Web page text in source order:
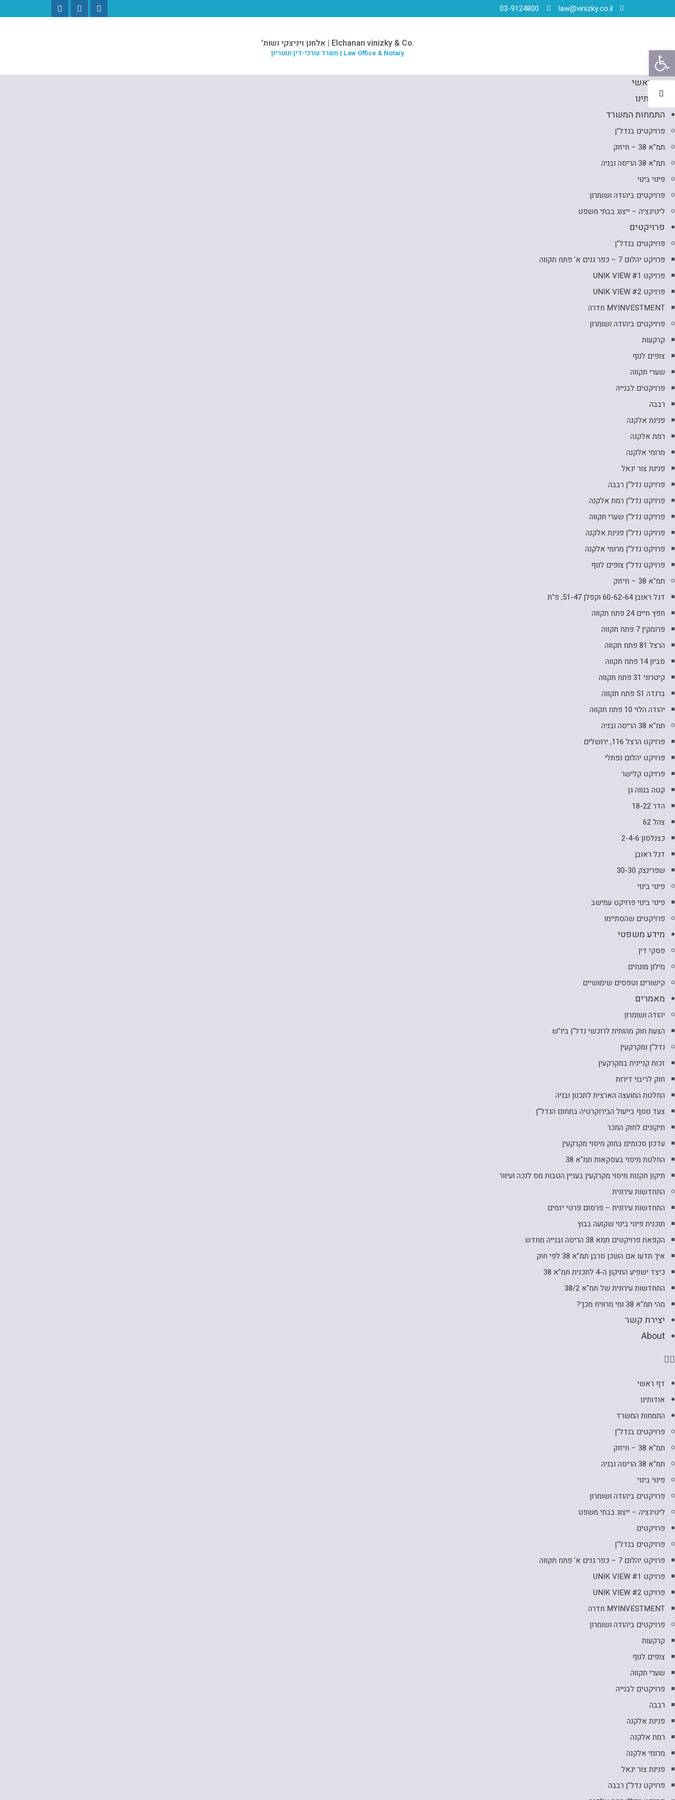
law@vinizky.co.il
03-9124800
.Elchanan vinizky & Co | אלחנן ויניצקי ושות'
Law Office & Notary | משרד עורכי-דין ונוטריון
דף ראשי
אודותינו
התמחות המשרד
פרויקטים בנדל"ן
תמ"א 38 – חיזוק
תמ"א 38 הריסה ובניה
פינוי בינוי
פרויקטים ביהודה ושומרון
ליטיגציה – ייצוג בבתי משפט
פרויקטים
פרויקטים בנדל"ן
פרויקט יהלום 7 – כפר גנים א' פתח תקווה
פרויקט UNIK VIEW #1
פרויקט UNIK VIEW #2
MYINVESTMENT חדרה
פרויקטים ביהודה ושומרון
קרקעות
צופים לנוף
שערי תקווה
פרויקטים לבנייה
רבבה
פנינת אלקנה
רמת אלקנה
מרומי אלקנה
פנינת צור יגאל
פרויקט נדל"ן רבבה
פרויקט נדל"ן רמת אלקנה
פרויקט נדל"ן שערי תקווה
פרויקט נדל"ן פנינת אלקנה
פרויקט נדל"ן מרומי אלקנה
פרויקט נדל"ן צופים לנוף
תמ"א 38 – חיזוק
דגל ראובן 60-62-64 וקפלן 51-47, פ"ת
חפץ חיים 24 פתח תקווה
פרומקין 7 פתח תקווה
הרצל 81 פתח תקווה
סביון 14 פתח תקווה
קיטרוני 31 פתח תקווה
ברנדה 51 פתח תקווה
יהודה הלוי 10 פתח תקווה
תמ"א 38 הריסה ובניה
פרויקט הרצל 116, ירושלים
פרויקט יהלום נפתלי
פרויקט קלישר
קטה בנווה גן
הדר 18-22
צהל 62
כצנלסון 2-4-6
דגל ראובן
שפרינצק 30-30
פינוי בינוי
פינוי בינוי פרויקט עמישב
פרויקטים שהסתיימו
מידע משפטי
פסקי דין
מילון מונחים
קישורים וטפסים שימושיים
מאמרים
יהודה ושומרון
הצעת חוק מהותית לרוכשי נדל"ן ביו"ש
נדל"ן ומקרקעין
זכות קניינית במקרקעין
חוק לריבוי דירות
החלטת המועצה הארצית לתכנון ובניה
צעד נוסף בייעול הבירוקרטיה בתחום הנדל"ן
תיקונים לחוק המכר
עדכון סכומים בחוק מיסוי מקרקעין
החלטת מיסוי בעסקאות תמ"א 38
תיקון תקנות מיסוי מקרקעין בעניין הטבות מס לנכה ועיוור
התחדשות עירונית
התחדשות עירונית – פרסום פרטי יזמים
תוכנית פינוי בינוי שקועה בבוץ
הקפאת פרויקטים תמא 38 הריסה ובנייה מחדש
איך תדעו אם השכן סרבן תמ"א 38 לפי חוק
כיצד ישפיע התיקון ה-4 לתכנית תמ"א 38
התחדשות עירונית של תמ"א 38/2
מהי תמ"א 38 ומי מרוויח מכך?
יצירת קשר
About
דף ראשי
אודותינו
התמחות המשרד
פרויקטים בנדל"ן
תמ"א 38 – חיזוק
תמ"א 38 הריסה ובניה
פינוי בינוי
פרויקטים ביהודה ושומרון
ליטיגציה – ייצוג בבתי משפט
פרויקטים
פרויקטים בנדל"ן
פרויקט יהלום 7 – כפר גנים א' פתח תקווה
פרויקט UNIK VIEW #1
פרויקט UNIK VIEW #2
MYINVESTMENT חדרה
פרויקטים ביהודה ושומרון
קרקעות
צופים לנוף
שערי תקווה
פרויקטים לבנייה
רבבה
פנינת אלקנה
רמת אלקנה
מרומי אלקנה
פנינת צור יגאל
פרויקט נדל"ן רבבה
פתח סרגל נגישות